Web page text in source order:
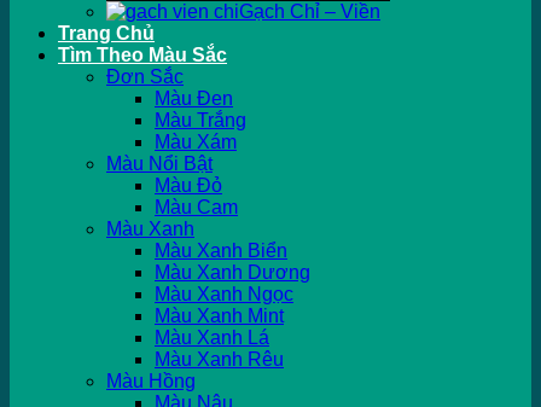
Gạch Chỉ – Viền
Trang Chủ
Tìm Theo Màu Sắc
Đơn Sắc
Màu Đen
Màu Trắng
Màu Xám
Màu Nổi Bật
Màu Đỏ
Màu Cam
Màu Xanh
Màu Xanh Biển
Màu Xanh Dương
Màu Xanh Ngọc
Màu Xanh Mint
Màu Xanh Lá
Màu Xanh Rêu
Màu Hồng
Màu Nâu